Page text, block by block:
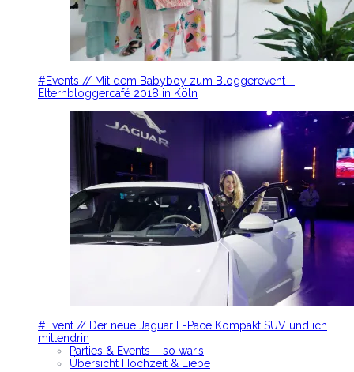
#Events // Mit dem Babyboy zum Bloggerevent –
Elternbloggercafé 2018 in Köln
#Event // Der neue Jaguar E-Pace Kompakt SUV und ich
mittendrin
Parties & Events – so war’s
Übersicht Hochzeit & Liebe